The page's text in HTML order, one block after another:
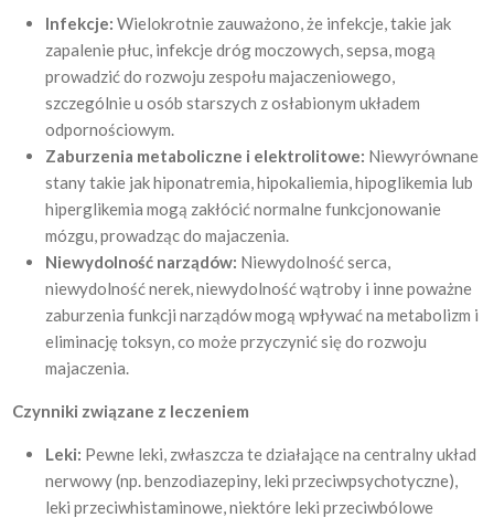
Infekcje: Wielokrotnie zauważono, że infekcje, takie jak
zapalenie płuc, infekcje dróg moczowych, sepsa, mogą
prowadzić do rozwoju zespołu majaczeniowego,
szczególnie u osób starszych z osłabionym układem
odpornościowym.
Zaburzenia metaboliczne i elektrolitowe: Niewyrównane
stany takie jak hiponatremia, hipokaliemia, hipoglikemia lub
hiperglikemia mogą zakłócić normalne funkcjonowanie
mózgu, prowadząc do majaczenia.
Niewydolność narządów: Niewydolność serca,
niewydolność nerek, niewydolność wątroby i inne poważne
zaburzenia funkcji narządów mogą wpływać na metabolizm i
eliminację toksyn, co może przyczynić się do rozwoju
majaczenia.
Czynniki związane z leczeniem
Leki: Pewne leki, zwłaszcza te działające na centralny układ
nerwowy (np. benzodiazepiny, leki przeciwpsychotyczne),
leki przeciwhistaminowe, niektóre leki przeciwbólowe